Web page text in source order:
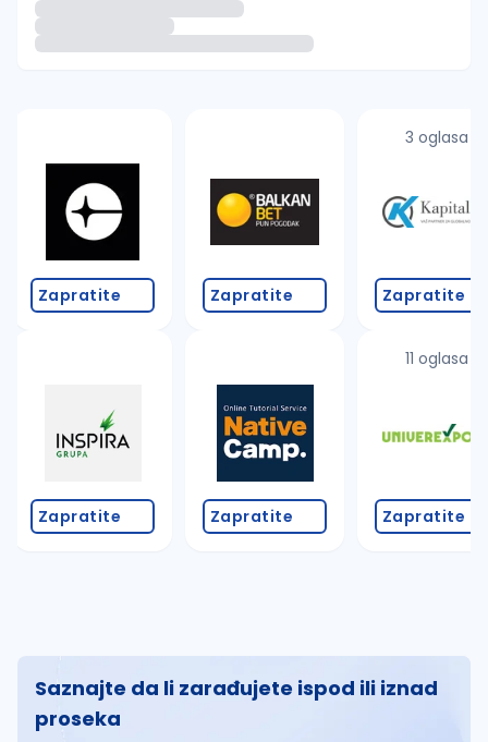
Takođe možete da:
proverite pravopisne greške (koristite č, ć, š, đ,
povećajte radijus za odabrani grad
promenite odabrane filtere pretrage
Zapratite
Zapratite
Zapratite
Zapratite
3 oglasa
Zapratite
11 oglasa
Zapratite
Saznajte da li zarađujete ispod ili iznad
proseka